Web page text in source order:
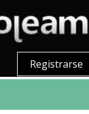
Registrarse